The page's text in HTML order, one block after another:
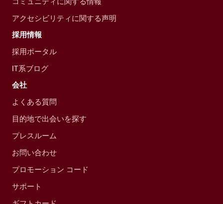
アクセシビリティに関する声明
採用情報
採用ポータル
IT系ブログ
会社
よくある質問
目的地で出会いを探す
プレスルーム
お問い合わせ
プロモーション コード
サポート